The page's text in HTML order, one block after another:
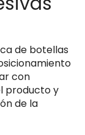
de botellas
con
producto y
de la